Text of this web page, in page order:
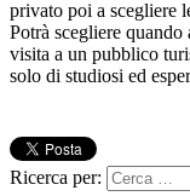
privato poi a scegliere
Potrà scegliere quando
visita a un pubblico
solo di studiosi ed
Ricerca per: